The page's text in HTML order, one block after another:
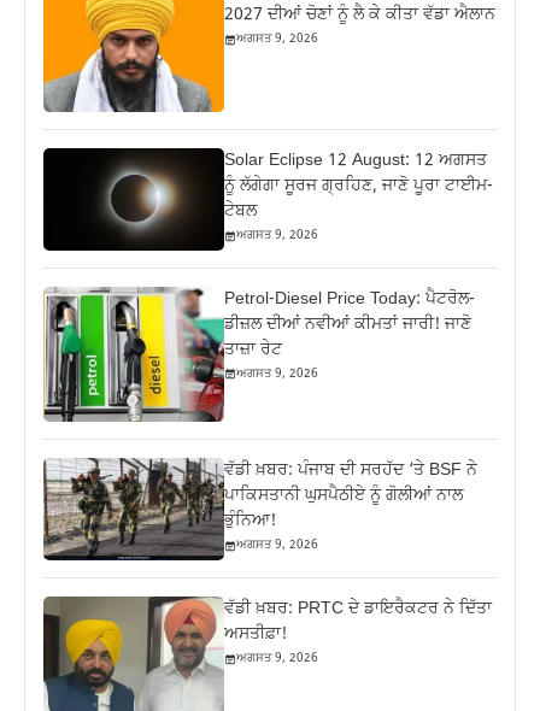
2027 ਦੀਆਂ ਚੋਣਾਂ ਨੂੰ ਲੈ ਕੇ ਕੀਤਾ ਵੱਡਾ ਐਲਾਨ
ਅਗਸਤ 9, 2026
Solar Eclipse 12 August: 12 ਅਗਸਤ
ਨੂੰ ਲੱਗੇਗਾ ਸੂਰਜ ਗ੍ਰਹਿਣ, ਜਾਣੋ ਪੂਰਾ ਟਾਈਮ-
ਟੇਬਲ
ਅਗਸਤ 9, 2026
Petrol-Diesel Price Today: ਪੈਟਰੋਲ-
ਡੀਜ਼ਲ ਦੀਆਂ ਨਵੀਆਂ ਕੀਮਤਾਂ ਜਾਰੀ! ਜਾਣੋ
ਤਾਜ਼ਾ ਰੇਟ
ਅਗਸਤ 9, 2026
ਵੱਡੀ ਖ਼ਬਰ: ਪੰਜਾਬ ਦੀ ਸਰਹੱਦ ‘ਤੇ BSF ਨੇ
ਪਾਕਿਸਤਾਨੀ ਘੁਸਪੈਠੀਏ ਨੂੰ ਗੋਲੀਆਂ ਨਾਲ
ਭੁੰਨਿਆ!
ਅਗਸਤ 9, 2026
ਵੱਡੀ ਖ਼ਬਰ: PRTC ਦੇ ਡਾਇਰੈਕਟਰ ਨੇ ਦਿੱਤਾ
ਅਸਤੀਫ਼ਾ!
ਅਗਸਤ 9, 2026